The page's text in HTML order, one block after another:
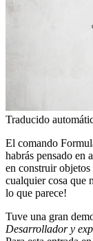
Traducido
El comando
habrás pensado en
en construir objetos
cualquier cosa que
lo que parece!
Tuve una gran
Desarrollador y